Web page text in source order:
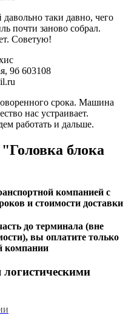
таки давно, чего
почти заново собрал.
Советую!
9б 603108
срока. Машина
нас устраивает.
работать и дальше.
блока
компанией с
и стоимости доставки
до терминала (вне
вы оплатите только
компании
логистическими